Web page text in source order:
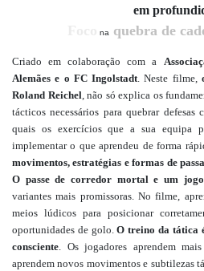
em
na quebra de
Criado em colaboração com a
Alemães e o FC Ingolstadt. Neste filme,
Roland Reichel, não só explica os
tácticos necessários para quebrar defesas
quais os exercícios que a sua equipa
implementar o que aprendeu de forma
movimentos, estratégias e formas de
O passe de corredor mortal e um
variantes mais promissoras. No filme,
meios lúdicos para posicionar
oportunidades de golo.O treino da tática
consciente. Os jogadores aprendem
aprendem novos movimentos e subtilezas